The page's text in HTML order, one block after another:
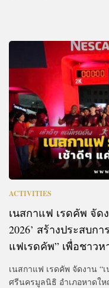
ACTIVITIES
เนสกาแฟ เรดคัพ จัด
2026’ สร้างประสบก
แฟเรดคัพ” เพื่อชาว
เนสกาแฟ เรดคัพ จัดงาน “
ศรีนครมูลนิธิ อำเภอหาดใ